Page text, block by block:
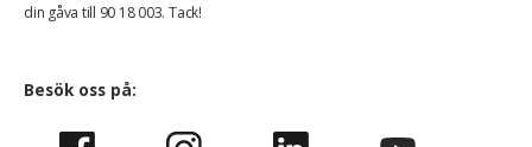
din gåva till 90 18 003. Tack!
Besök oss på: